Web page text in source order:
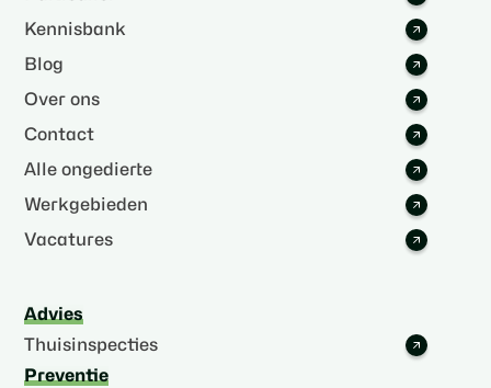
Kennisbank
Blog
Over ons
Contact
Alle ongedierte
Werkgebieden
Vacatures
Advies
Thuisinspecties
Preventie